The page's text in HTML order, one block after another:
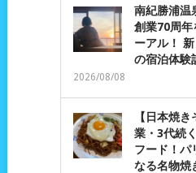
南紀勝浦温
創業70周年
ーアル！
の宿泊体験
2026/08/08
【日本焼
業・3代続
フード！パ
なる名物焼